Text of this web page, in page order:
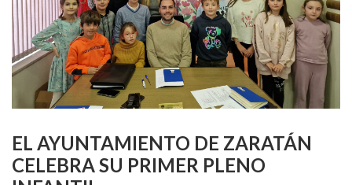
EL AYUNTAMIENTO DE ZARATÁN
CELEBRA SU PRIMER PLENO